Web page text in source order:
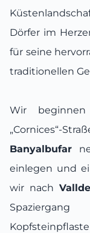
Dörfer im
für seine
traditionellen
Wir
„Cornices“-
Banyalbufar
einlegen und
wir nach